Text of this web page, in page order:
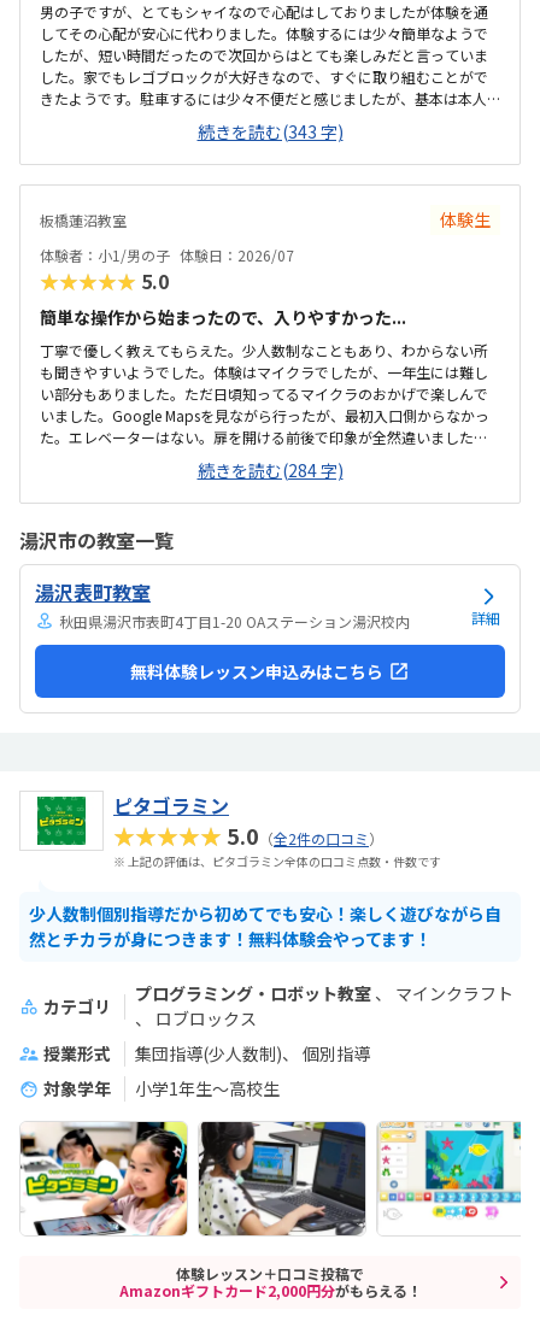
男の子ですが、とてもシャイなので心配はしておりましたが体験を通
してその心配が安心に代わりました。体験するには少々簡単なようで
したが、短い時間だったので次回からはとても楽しみだと言っていま
した。家でもレゴブロックが大好きなので、すぐに取り組むことがで
きたようです。駐車するには少々不便だと感じましたが、基本は本人
の送迎だけになるので問題ないと感じましたし、駅ちかでなくても車
なので問題ないです落ち着いた雰囲気でしたが、作業スペースが子供
の人数には狭いのではないかと思いました。せめて1か月3回 もしく
は90分ではなく120分だといいかなと、プログラミング教室は週1回の
ので、これから良い点が増えてくるのではないかと思います。
続きを読む(343 字)
板橋蓮沼教室 体験生
体験者：小1/男の子 体験日：2026/07
★★★★★ 5.0
簡単な操作から始まったので、入りやすかった...
丁寧で優しく教えてもらえた。少人数制なこともあり、わからない所
も聞きやすいようでした。体験はマイクラでしたが、一年生には難し
い部分もありました。ただ日頃知ってるマイクラのおかげで楽しんで
いました。Google Mapsを見ながら行ったが、最初入口側からなかっ
た。エレベーターはない。扉を開ける前後で印象が全然違いました。
とても綺麗で、広々としていました。教室内は土足でしたが、全体的
に綺麗でした。プログラミングあるあるですが、やっぱり月2回にして
は高い。他の習い事もしているので悩みどころです。マイクラで遊ん
続きを読む(284 字)
湯沢市の教室一覧
湯沢表町教室
秋田県湯沢市表町4丁目1-20 OAステーション湯沢校内 詳細
無料体験レッスン申込みはこちら
ピタゴラミン
★★★★★ 5.0 （全2件の口コミ）
※ 上記の評価は、ピタゴラミン全体の口コミ点数・件数です
少人数制個別指導だから初めてでも安心！楽しく遊びながら自
然とチカラが身につきます！無料体験会やってます！
カテゴリ
プログラミング・ロボット教室
マインクラフト
ロブロックス
授業形式
集団指導(少人数制)
個別指導
対象学年
小学1年生～高校生
体験レッスン＋口コミ投稿で
Amazonギフトカード2,000円分がもらえる！